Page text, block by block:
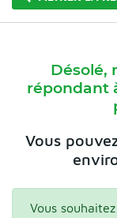
Désolé,
répondant
Vous
Vous